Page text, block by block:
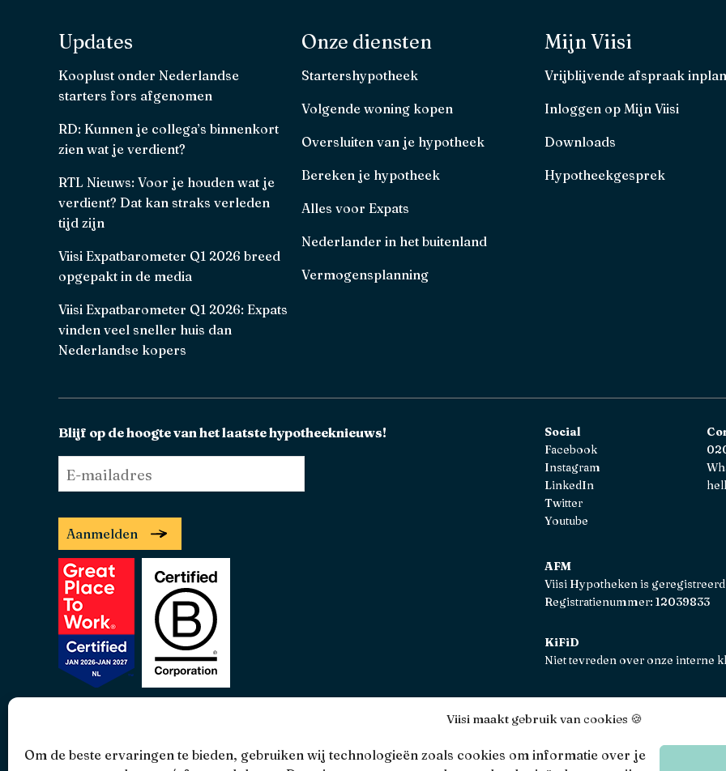
Viisi maakt gebruik van cookies 🍪
Om de beste ervaringen te bieden, gebruiken wij technologieën zoals cookies om informatie over je
Updates
Kooplust onder Nederlandse
starters fors afgenomen
RD: Kunnen je collega’s binnenkort
zien wat je verdient?
RTL Nieuws: Voor je houden wat je
verdient? Dat kan straks verleden
tijd zijn
Viisi Expatbarometer Q1 2026 breed
opgepakt in de media
Viisi Expatbarometer Q1 2026: Expats
vinden veel sneller huis dan
Nederlandse kopers
Onze diensten
Startershypotheek
Volgende woning kopen
Oversluiten van je hypotheek
Bereken je hypotheek
Alles voor Expats
Nederlander in het buitenland
Vermogensplanning
Mijn Viisi
Vrijblijvende afspraak
Inloggen op Mijn Viisi
Downloads
Hypotheekgesprek
Blijf op de hoogte van het laatste hypotheeknieuws!
E-
mailadres *
Aanmelden
Social
Facebook
Instagram
LinkedIn
Twitter
Youtube
AFM
Viisi Hypotheken is
Registratienummer: 12039833
KiFiD
Niet tevreden over onze interne